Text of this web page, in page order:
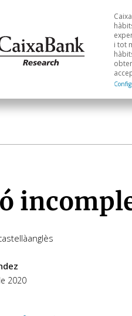
Economia i mercats
i tot
anglès
2020